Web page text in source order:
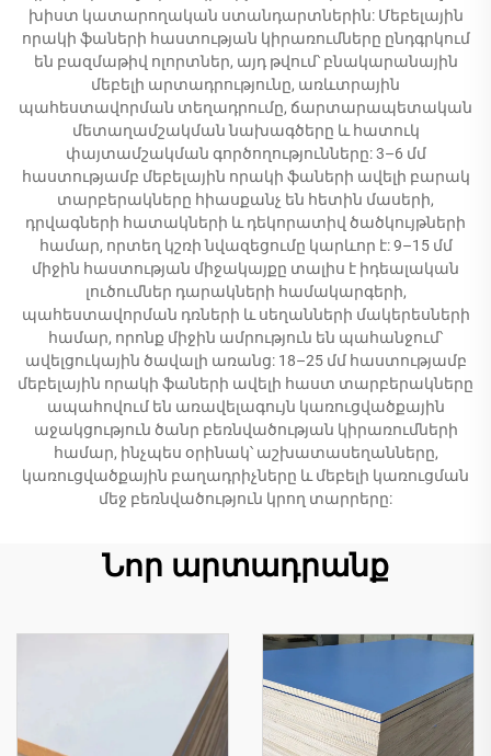
խիստ կատարողական ստանդարտներին: Մեբելային
որակի ֆաների հաստության կիրառումները ընդգրկում
են բազմաթիվ ոլորտներ, այդ թվում՝ բնակարանային
մեբելի արտադրությունը, առևտրային
պահեստավորման տեղադրումը, ճարտարապետական
մետաղամշակման նախագծերը և հատուկ
փայտամշակման գործողությունները: 3–6 մմ
հաստությամբ մեբելային որակի ֆաների ավելի բարակ
տարբերակները հիասքանչ են հետին մասերի,
դրվագների հատակների և դեկորատիվ ծածկույթների
համար, որտեղ կշռի նվազեցումը կարևոր է: 9–15 մմ
միջին հաստության միջակայքը տալիս է իդեալական
լուծումներ դարակների համակարգերի,
պահեստավորման դռների և սեղանների մակերեսների
համար, որոնք միջին ամրություն են պահանջում՝
ավելցուկային ծավալի առանց: 18–25 մմ հաստությամբ
մեբելային որակի ֆաների ավելի հաստ տարբերակները
ապահովում են առավելագույն կառուցվածքային
աջակցություն ծանր բեռնվածության կիրառումների
համար, ինչպես օրինակ՝ աշխատասեղանները,
կառուցվածքային բաղադրիչները և մեբելի կառուցման
մեջ բեռնվածություն կրող տարրերը:
Նոր արտադրանք